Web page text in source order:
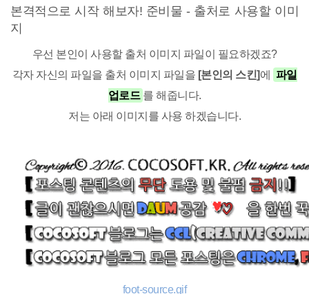
본격적으로 시작 해보자! 준비물 - 출처로 사용할 이미
지
우선 본인이 사용할 출처 이미지 파일이 필요하겠죠?
각자 자신의 파일을 출처 이미지 파일을 [본인의 스킨]에
파일
업로드 를 해줍니다.
저는 아래 이미지를 사용 하겠습니다.
foot-source.gif